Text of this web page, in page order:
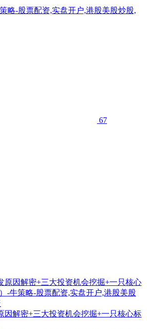
67
因解密+三大投资机会挖掘+一只核心标